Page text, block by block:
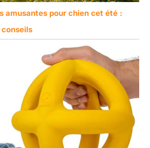
amusantes pour chien cet été :